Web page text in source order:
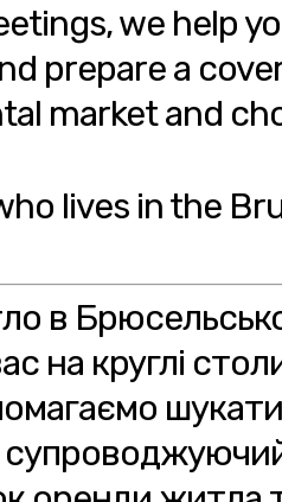
we help
prepare a
market and
lives in the
в
на круглі